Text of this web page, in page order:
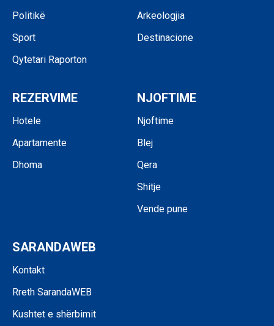
Politikë
Sport
Qytetari Raporton
Arkeologjia
Destinacione
REZERVIME
Hotele
Apartamente
Dhoma
NJOFTIME
Njoftime
Blej
Qera
Shitje
Vende pune
SARANDAWEB
Kontakt
Rreth SarandaWEB
Kushtet e shërbimit